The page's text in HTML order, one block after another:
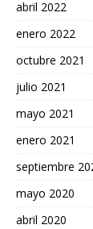
abril 2022
enero 2022
octubre 2021
julio 2021
mayo 2021
enero 2021
septiembre
mayo 2020
abril 2020